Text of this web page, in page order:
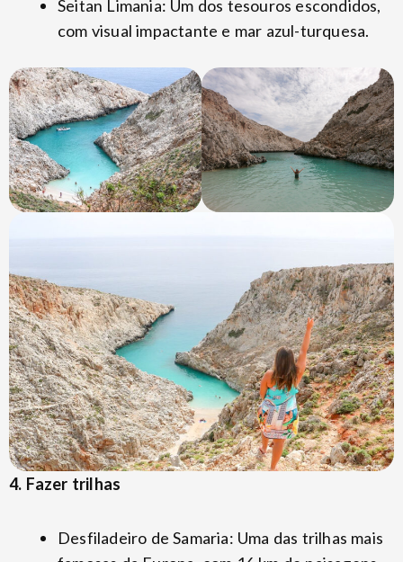
Seitan Limania: Um dos tesouros escondidos,
com visual impactante e mar azul-turquesa.
4. Fazer trilhas
Desfiladeiro de Samaria: Uma das trilhas mais